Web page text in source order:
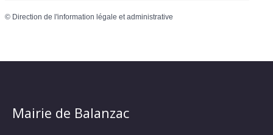
© Direction de l'information légale et administrative
Mairie de Balanzac